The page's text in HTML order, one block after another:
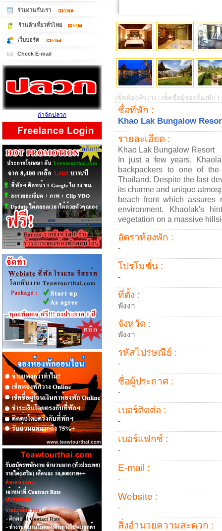
เช็คห้องพักว่าง | เช็คชื่อผู้จองห้องพัก |
ชื่อที่พัก :
Khao Lak Bungalow
รายละเอียด :
Khao Lak Bungalow Resort
In just a few years,
backpackers to one of
Thailand. Despite the fast
its charme and unique
beach front which assures
environment. Khaolak's
vegetation on a massive
อัตราห้องพัก :
-
โปรโมชั่น :
-
ที่ตั้ง :
พังงา
จังหวัด :
พังงา
รหัสไปรษณีย์ :
-
ชื่อผู้ประกาศ :
-
เบอร์ติดต่อ :
-
เบอร์แฟกซ์ :
-
E-mail :
-
Website :
-
สิ่งอำนวยความสะดวก :
ร่วมงานกับเรา
ร้านค้าเที่ยวทั่วไทย
เว็บบอร์ด
Check E-mail
กำจัดปลวก